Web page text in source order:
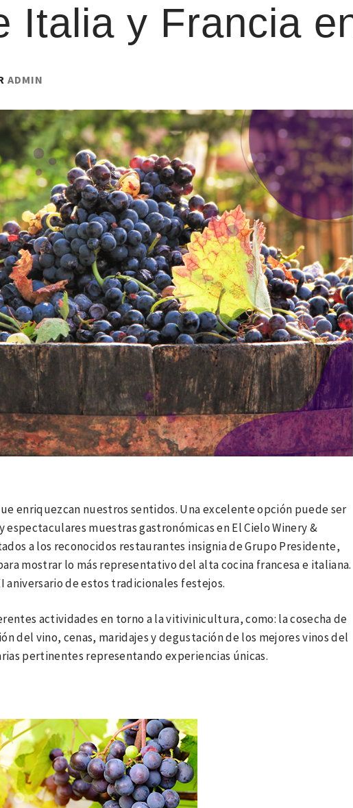
Italia y Francia
ADMIN
enriquezcan nuestros sentidos. Una excelente opción puede ser
muestras gastronómicas en El Cielo Winery &
a los reconocidos restaurantes insignia de Grupo Presidente,
mostrar lo más representativo del alta cocina francesa e italiana.
aniversario de estos tradicionales festejos.
actividades en torno a la vitivinicultura, como: la cosecha de
del vino, cenas, maridajes y degustación de los mejores vinos del
pertinentes representando experiencias únicas.